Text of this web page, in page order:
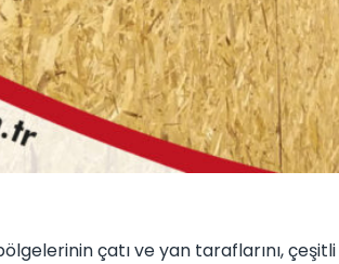
çatı ve yan taraflarını,